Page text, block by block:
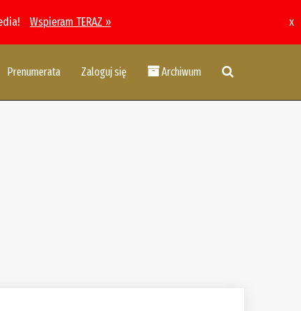
Wspieram TERAZ » x
Prenumerata Zaloguj się Archiwum